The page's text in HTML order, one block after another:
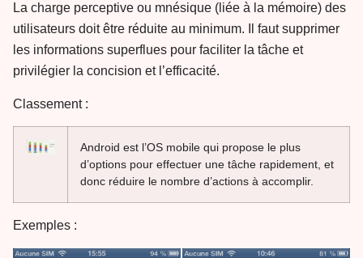
La charge perceptive ou mnésique (liée à la mémoire) des
utilisateurs doit être réduite au minimum. Il faut supprimer
les informations superflues pour faciliter la tâche et
privilégier la concision et l’efficacité.
Classement :
Android est l’OS mobile qui propose le plus
d’options pour effectuer une tâche rapidement, et
donc réduire le nombre d’actions à accomplir.
Exemples :